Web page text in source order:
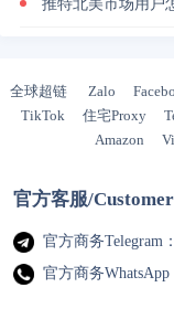
推特北美市场用户
全球超链 Zalo
TikTok
住宅Proxy
Amazon
官方客服/Customer
官方商务Telegram：
官方商务WhatsApp